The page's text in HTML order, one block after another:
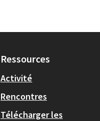
Ressources
Activité
Rencontres
Télécharger les